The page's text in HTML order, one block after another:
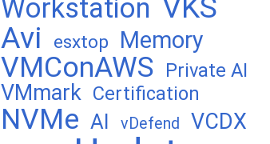
Workstation VKS
Avi
esxtop Memory
VMConAWS Private AI
VMmark Certification
NVMe AI vDefend VCDX